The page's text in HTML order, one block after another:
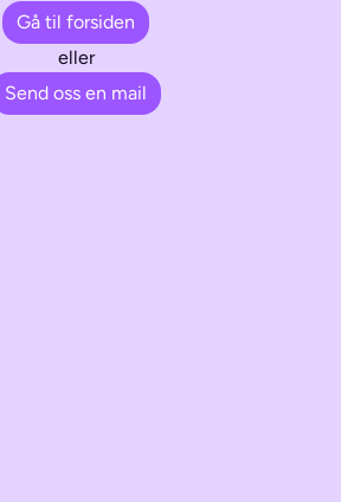
Gå til forsiden
eller
Send oss en mail